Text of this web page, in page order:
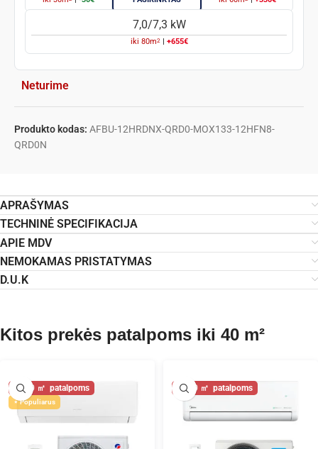
7,0/7,3 kW
iki 80m2 +655€
Neturime
Produkto kodas: AFBU-12HRDNX-QRD0-MOX133-12HFN8-
QRD0N
APRAŠYMAS
TECHNINĖ SPECIFIKACIJA
APIE MDV
NEMOKAMAS PRISTATYMAS
D.U.K
Kitos prekės patalpoms iki 40 m²
40
Populiarus
40